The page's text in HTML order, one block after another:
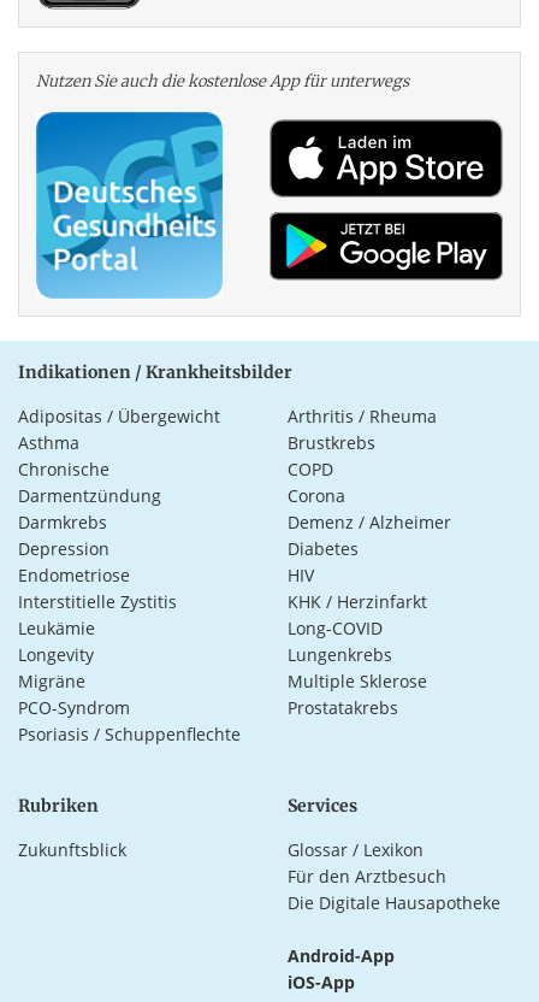
Nutzen Sie auch die kosten­lose App für unterwegs
Indikationen / Krankheitsbilder
Adipositas / Übergewicht
Arthritis / Rheuma
Asthma
Brustkrebs
Chronische
Darmentzündung
COPD
Corona
Darmkrebs
Demenz / Alzheimer
Depression
Diabetes
Endometriose
HIV
Interstitielle Zystitis
KHK / Herzinfarkt
Leukämie
Long-COVID
Longevity
Lungenkrebs
Migräne
Multiple Sklerose
PCO-Syndrom
Prostatakrebs
Psoriasis / Schuppenflechte
Rubriken
Zukunftsblick
Services
Glossar / Lexikon
Für den Arztbesuch
Die Digitale Hausapotheke
Android-App
iOS-App